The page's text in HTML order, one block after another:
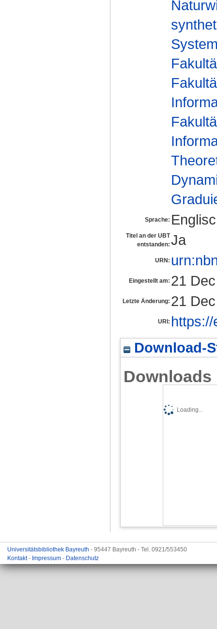
Sprache:
Titel an der UBT
entstanden: Ja
URN:
Eingestellt am: 21
Letzte Änderung: 21
URI:
Download-
Downloads
Loading...
Universitätsbibliothek Bayreuth - 95447 Bayreuth - Tel. 0921/553450
Kontakt- Impressum - Datenschutz